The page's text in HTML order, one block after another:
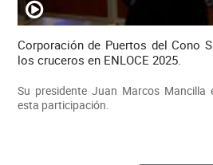
Corporación de Puertos del Cono
los cruceros en ENLOCE 2025.
Su presidente Juan Marcos Mancilla
esta participación.